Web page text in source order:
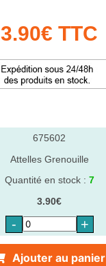
3.90€ TTC
675602
Attelles Grenouille
Quantité en stock : 7
3.90€
- +
Ajouter au panier